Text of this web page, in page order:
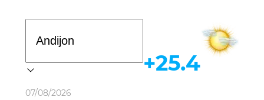
Ob-havo
07/08/2026
+25.4